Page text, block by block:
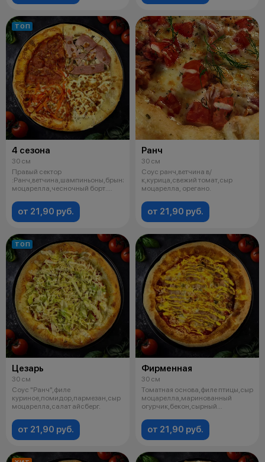
ТОП
4 сезона
30 см
Правый сектор
:Ранч,ветчина,шампиньоны,брынза,сыр
моцарелла,чесночный борт.
от 21,90 руб.
Ранч
30 см
Соус ранч,ветчина в/
к,курица,свежий томат,сыр
моцарелла, орегано.
от 21,90 руб.
ТОП
Цезарь
30 см
Соус "Ранч",филе
куриное,помидор,пармезан,сыр
моцарелла,салат айсберг.
от 21,90 руб.
Фирменная
30 см
Томатная основа,филе птицы,сыр
моцарелла,маринованный
огурчик,бекон,сырный
от 21,90 руб.